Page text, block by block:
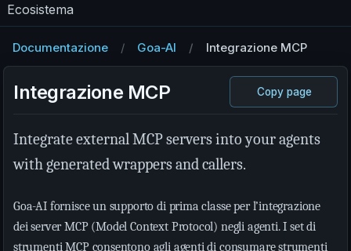
Ecosistema
Documentazione Goa-AI Integrazione MCP
Integrazione MCP Copy page
Integrate external MCP servers into your agents
with generated wrappers and callers.
Goa-AI fornisce un supporto di prima classe per l’integrazione
dei server MCP (Model Context Protocol) negli agenti. I set di
strumenti MCP consentono agli agenti di consumare strumenti